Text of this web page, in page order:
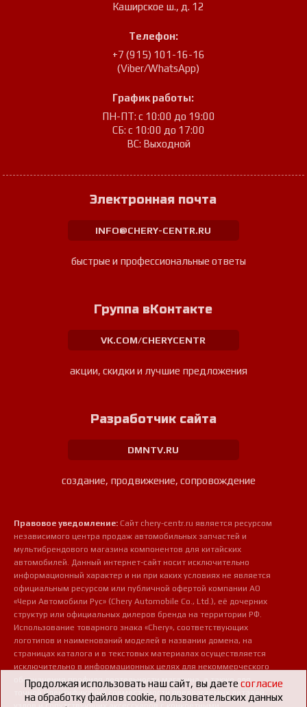
Каширское ш., д. 12
Телефон:
+7 (915) 101-16-16
(Viber/WhatsApp)
График работы:
ПН-ПТ: с 10:00 до 19:00
СБ: с 10:00 до 17:00
ВС: Выходной
Электронная почта
INFO@CHERY-CENTR.RU
быстрые и профессиональные ответы
Группа вКонтакте
VK.COM/CHERYCENTR
акции, скидки и лучшие предложения
Разработчик сайта
DMNTV.RU
создание, продвижение, сопровождение
Правовое уведомление: Сайт chery-centr.ru является ресурсом
независимого центра продаж автомобильных запчастей и
мультибрендового магазина компонентов для китайских
автомобилей. Данный интернет-сайт носит исключительно
информационный характер и ни при каких условиях не является
официальным ресурсом или публичной офертой компании АО
«Чери Автомобили Рус» (Chery Automobile Co., Ltd.), её дочерних
структур или официальных дилеров бренда на территории РФ.
Использование товарного знака «Chery», соответствующих
логотипов и наименований моделей в названии домена, на
страницах каталога и в текстовых материалах осуществляется
исключительно в информационных целях для некоммерческого
обозначения профиля деятельности магазина, а также для
точной идентификации совместимости предлагаемых деталей,
Продолжая использовать наш сайт, вы даетесогласие
на обработку файлов cookie, пользовательских данных